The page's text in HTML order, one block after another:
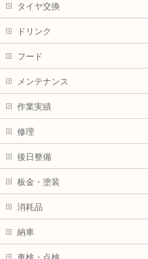
タイヤ交換
ドリンク
フード
メンテナンス
作業実績
修理
後日整備
板金・塗装
消耗品
納車